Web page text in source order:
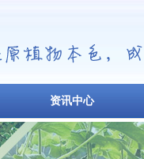
资讯中心